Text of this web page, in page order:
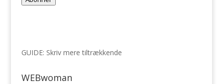
adresse
GUIDE: Skriv mere tiltrækkende
WEBwoman